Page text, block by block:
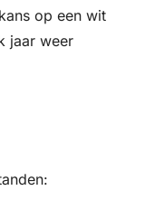
op een wit
jaar weer